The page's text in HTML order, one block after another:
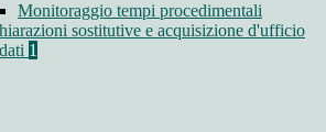
Monitoraggio tempi procedimentali
sostitutive e acquisizione d'ufficio
1